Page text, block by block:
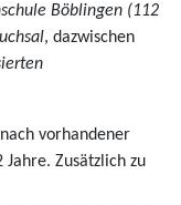
Böblingen (112
, dazwischen
vorhandener
Zusätzlich zu